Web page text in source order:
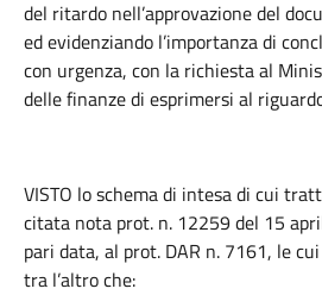
del ritardo nell’approvazione del
ed evidenziando l’importanza di
con urgenza, con la richiesta al
delle finanze di esprimersi al
VISTO lo schema di intesa di cui
citata nota prot. n. 12259 del 15
pari data, al prot. DAR n. 7161, le
tra l’altro che: